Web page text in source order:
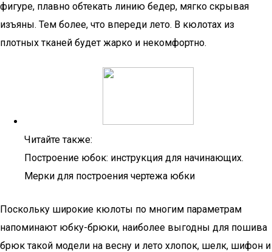
фигуре, плавно обтекать линию бедер, мягко скрывая
изъяны. Тем более, что впереди лето. В кюлотах из
плотных тканей будет жарко и некомфортно.
Читайте также:
Построение юбок: инструкция для начинающих.
Мерки для построения чертежа юбки
Поскольку широкие кюлоты по многим параметрам
напоминают юбку-брюки, наиболее выгодны для пошива
брюк такой модели на весну и лето хлопок, шелк, шифон и